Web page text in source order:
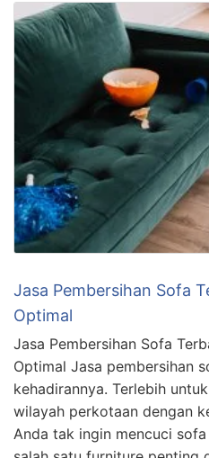
Jasa Pembersihan Sofa
Optimal
Jasa Pembersihan Sofa
Optimal Jasa pembersihan
kehadirannya. Terlebih
wilayah perkotaan dengan
Anda tak ingin mencuci